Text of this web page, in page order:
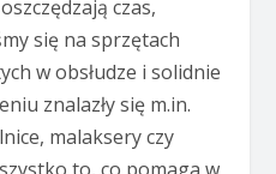
czas,
się na sprzętach
w obsłudze i solidnie
znalazły się m.in.
malaksery czy